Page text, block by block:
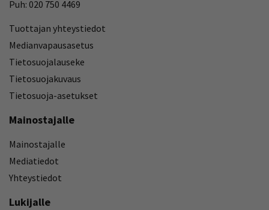
Puh: 020 750 4469
Tuottajan yhteystiedot
Medianvapausasetus
Tietosuojalauseke
Tietosuojakuvaus
Tietosuoja-asetukset
Mainostajalle
Mainostajalle
Mediatiedot
Yhteystiedot
Lukijalle